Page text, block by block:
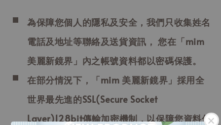
為保障您個人的隱私及安全，我們只收集姓名
電話及地址等聯絡及送貨資訊， 您在「mim
美麗新鏡界」內之帳號資料都以密碼保護。
在部分情況下，「mim 美麗新鏡界」採用全
世界最先進的SSL(Secure Socket
Layer)128bit傳輸加密機制，以保障您資料傳